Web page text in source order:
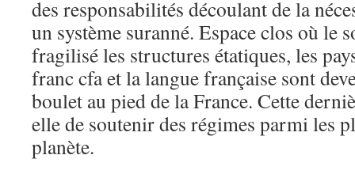
des responsabilités découlant de la
un système suranné. Espace clos où le
fragilisé les structures étatiques, les
franc cfa et la langue française sont
boulet au pied de la France. Cette
elle de soutenir des régimes parmi les
planète.